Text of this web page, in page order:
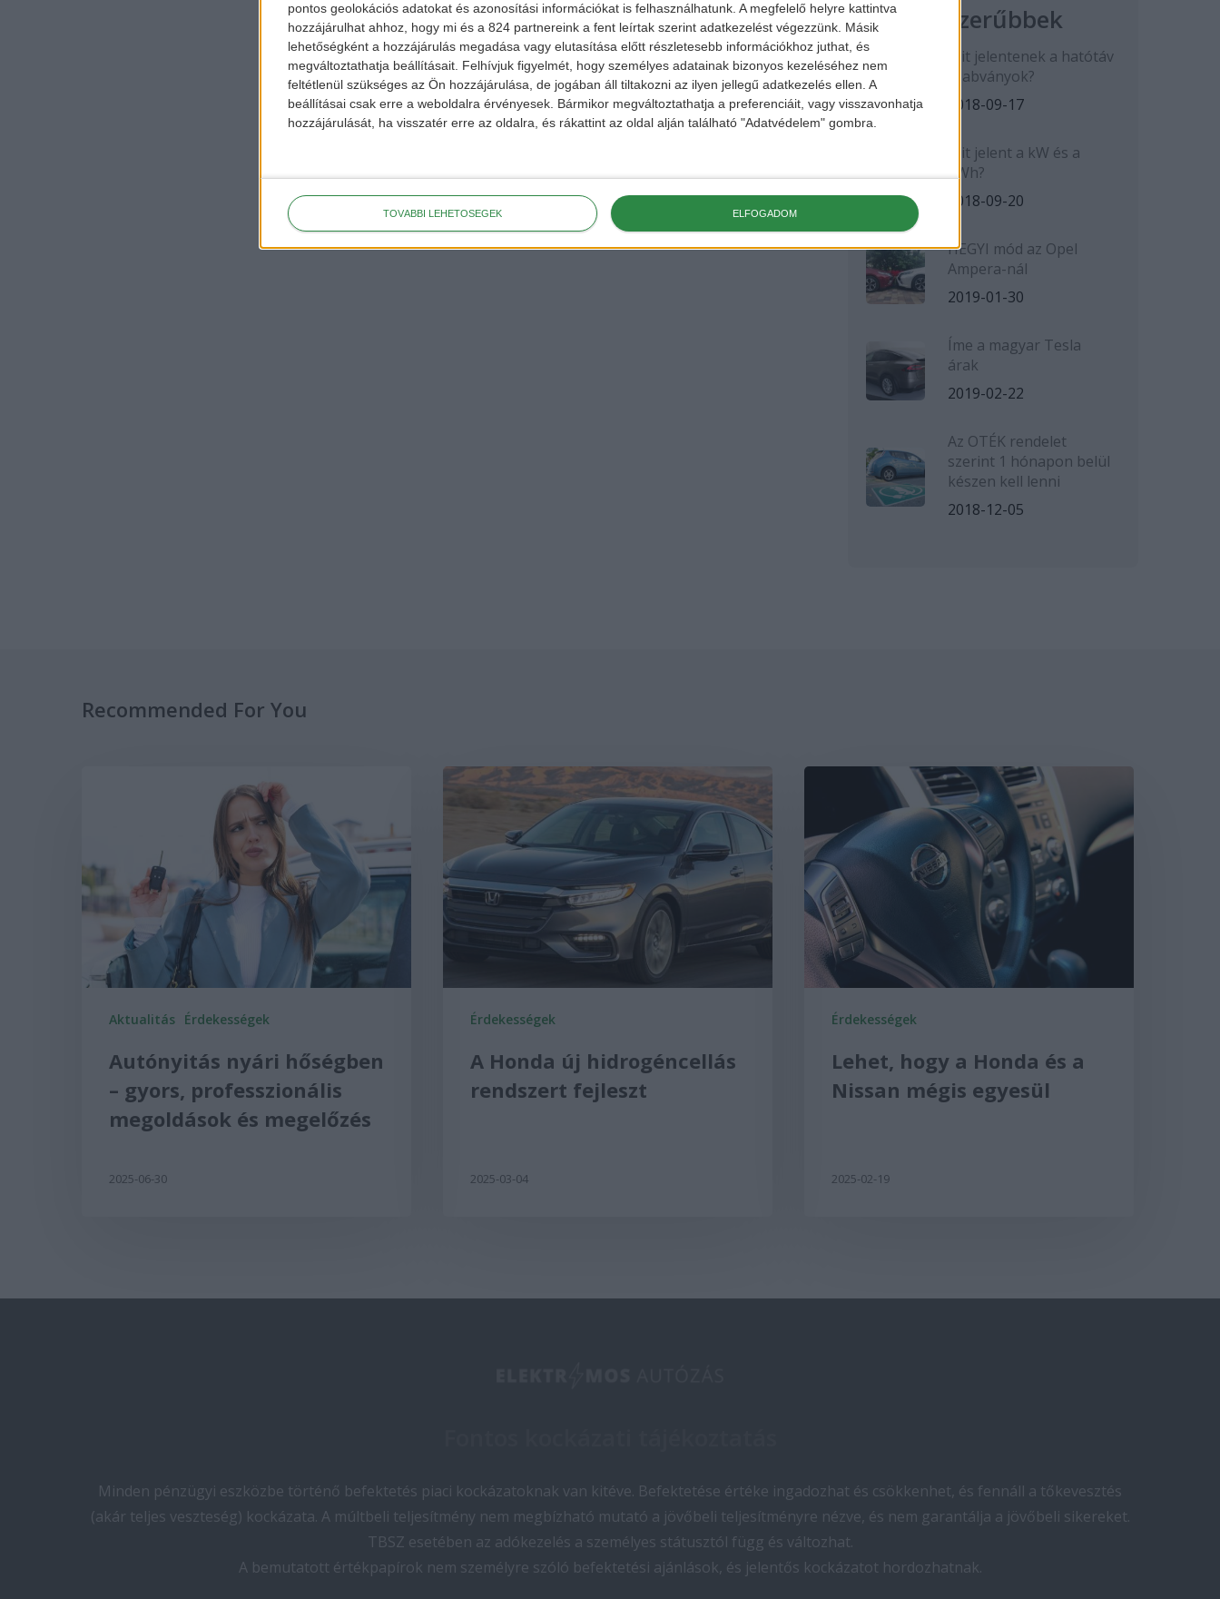
pontos geolokációs adatokat és azonosítási információkat is felhasználhatunk. A megfelelő helyre kattintva
hozzájárulhat ahhoz, hogy mi és a 824 partnereink a fent leírtak szerint adatkezelést végezzünk. Másik
lehetőségként a hozzájárulás megadása vagy elutasítása előtt részletesebb információkhoz juthat, és
megváltoztathatja beállításait. Felhívjuk figyelmét, hogy személyes adatainak bizonyos kezeléséhez nem
feltétlenül szükséges az Ön hozzájárulása, de jogában áll tiltakozni az ilyen jellegű adatkezelés ellen. A
beállításai csak erre a weboldalra érvényesek. Bármikor megváltoztathatja a preferenciáit, vagy visszavonhatja
hozzájárulását, ha visszatér erre az oldalra, és rákattint az oldal alján található "Adatvédelem" gombra.
TOVÁBBI LEHETŐSÉGEK ELFOGADOM
Legnépszerűbbek
Mit jelentenek a hatótáv
szabványok?
2018-09-17
Mit jelent a kW és a
kWh?
2018-09-20
HEGYI mód az Opel
Ampera-nál
2019-01-30
Íme a magyar Tesla
árak
2019-02-22
Az OTÉK rendelet
szerint 1 hónapon belül
készen kell lenni
2018-12-05
Recommended For You
Aktualitás Érdekességek
Autónyitás nyári hőségben
– gyors, professzionális
megoldások és megelőzés
2025-06-30
Érdekességek
A Honda új hidrogéncellás
rendszert fejleszt
2025-03-04
Érdekességek
Lehet, hogy a Honda és a
Nissan mégis egyesül
2025-02-19
Minden pénzügyi eszközbe történő befektetés piaci kockázatoknak van kitéve. Befektetése értéke ingadozhat és csökkenhet, és fennáll a tőkevesztés
(akár teljes veszteség) kockázata. A múltbeli teljesítmény nem megbízható mutató a jövőbeli teljesítményre nézve, és nem garantálja a jövőbeli sikereket.
TBSZ esetében az adókezelés a személyes státusztól függ és változhat.
A bemutatott értékpapírok nem személyre szóló befektetési ajánlások, és jelentős kockázatot hordozhatnak.